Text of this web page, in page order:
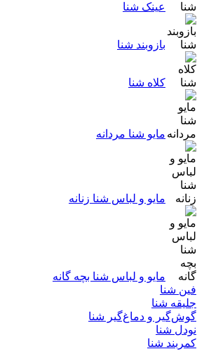
عینک شنا
بازوبند شنا
کلاه شنا
مایو شنا مردانه
مایو و لباس شنا زنانه
مایو و لباس شنا بچه گانه
فین شنا
جلیقه شنا
گوش‌گیر و دماغ‌گیر شنا
نودل شنا
کمربند شنا